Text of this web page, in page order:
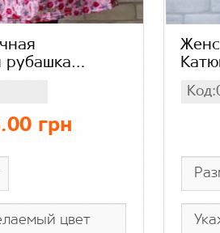
рубашка
в цветок
грн